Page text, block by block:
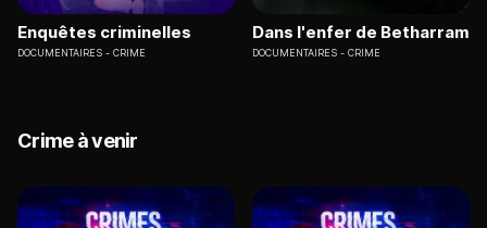
Enquêtes criminelles
DOCUMENTAIRES CRIME
Dans l'enfer de Betharram
DOCUMENTAIRES CRIME
Crime à venir